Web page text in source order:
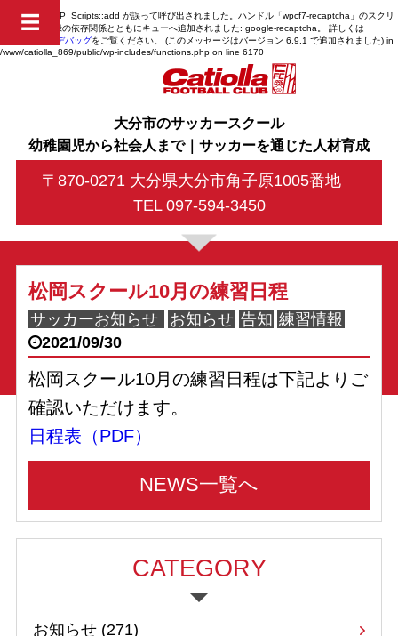
Notice: 関数 WP_Scripts::add が誤って呼び出されました。ハンドル「wpcf7-recaptcha」のスクリ
プトは、未登録の依存関係とともにキューへ追加されました: google-recaptcha。 詳しくは
WordPress のデバッグをご覧ください。 (このメッセージはバージョン 6.9.1 で追加されました) in
/www/catiolla_869/public/wp-includes/functions.php on line 6170
大分市のサッカースクール
幼稚園児から社会人まで｜サッカーを通じた人材育成
〒870-0271 大分県大分市角子原1005番地
TEL 097-594-3450
☰
松岡スクール10月の練習日程
サッカーお知らせ お知らせ 告知 練習情報
2021/09/30
松岡スクール10月の練習日程は下記よりご
確認いただけます。
日程表（PDF）
NEWS一覧へ
CATEGORY
お知らせ (271)